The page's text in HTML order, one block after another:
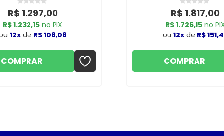
Assento Preto Flor
R$ 1.297,00
R$ 1.232,15 no PIX
12xde R$ 108,08
COMPRAR
R$ 1.817,00
R$ 1.726,15 no
ou 12x de R$
COMPRAR